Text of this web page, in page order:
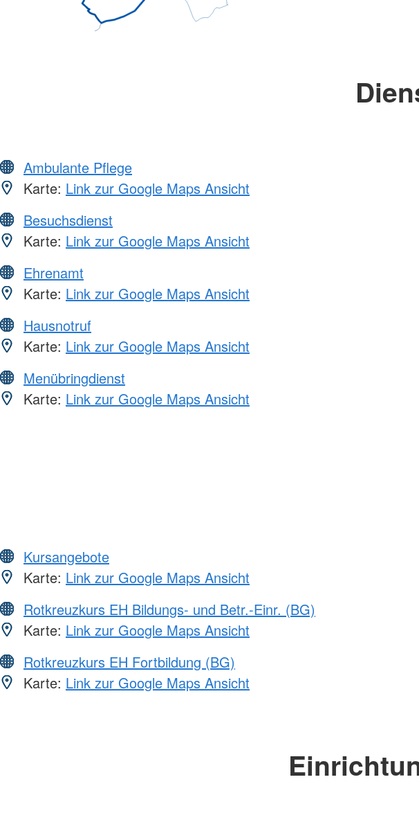
Ambulante Pflege
Karte: Link zur Google Maps Ansicht
Besuchsdienst
Karte: Link zur Google Maps Ansicht
Ehrenamt
Karte: Link zur Google Maps Ansicht
Hausnotruf
Karte: Link zur Google Maps Ansicht
Menübringdienst
Karte: Link zur Google Maps Ansicht
Kursangebote
Karte: Link zur Google Maps Ansicht
Rotkreuzkurs EH Bildungs- und Betr.-Einr. (BG)
Karte: Link zur Google Maps Ansicht
Rotkreuzkurs EH Fortbildung (BG)
Karte: Link zur Google Maps Ansicht